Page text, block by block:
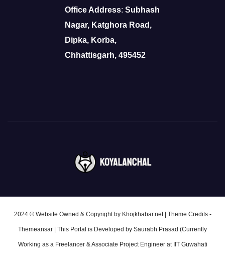
Office Address: Subhash
Nagar, Katghora Road,
Dipka, Korba,
Chhattisgarh, 495452